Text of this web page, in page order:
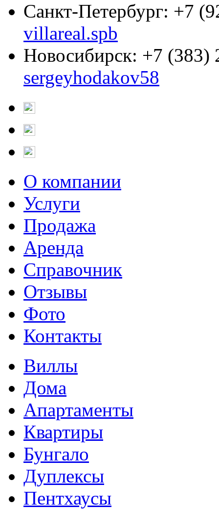
Санкт-Петербург: +7
villareal.spb
Новосибирск: +7 (383)
sergeyhodakov58
О компании
Услуги
Продажа
Аренда
Справочник
Отзывы
Фото
Контакты
Виллы
Дома
Апартаменты
Квартиры
Бунгало
Дуплексы
Пентхаусы